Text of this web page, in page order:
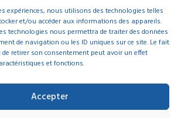
expériences, nous utilisons des technologies telles
et/ou accéder aux informations des appareils.
technologies nous permettra de traiter des données
de navigation ou les ID uniques sur ce site. Le fait
retirer son consentement peut avoir un effet
et fonctions.
Accepter
2025
Nouvelle-Aquitaine | Tous droits réservés